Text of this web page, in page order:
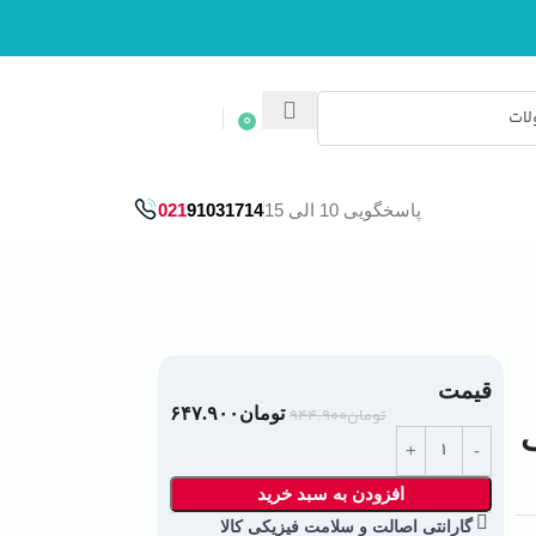
0
پاسخگویی 10 الی 15 02191031714
قیمت
تومان۹۴۴.۹۰۰ تومان ۶۴۷.۹۰۰
افزودن به سبد خرید
گارانتی اصالت و سلامت فیزیکی کالا